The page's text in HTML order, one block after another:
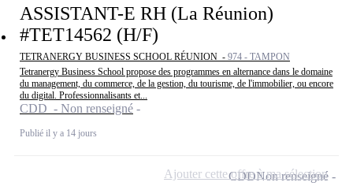
ASSISTANT-E RH (La Réunion)
#TET14562 (H/F)
TETRANERGY BUSINESS SCHOOL RÉUNION - 974 - TAMPON
Tetranergy Business School propose des programmes en alternance dans le domaine
du management, du commerce, de la gestion, du tourisme, de l'immobilier, ou encore
du digital. Professionnalisants et...
CDD - Non renseigné
Publié il y a 14 jours
CDDNon renseigné
Ajouter cette offre à ma sélection